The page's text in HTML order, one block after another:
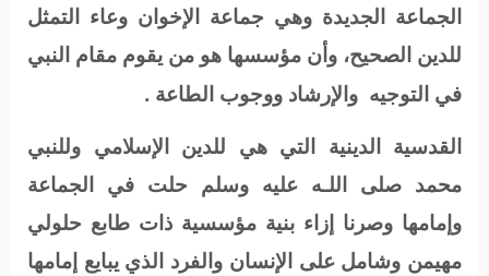
الجماعة الجديدة وهي جماعة الإخوان وعاء التمثل
للدين الصحيح، وأن مؤسسها هو من يقوم مقام النبي
في التوجيه والإرشاد ووجوب الطاعة .
القدسية الدينية التي هي للدين الإسلامي وللنبي
محمد صلى اللـه عليه وسلم حلت في الجماعة
وإمامها وصرنا إزاء بنية مؤسسية ذات طابع حلولي
مهيمن وشامل على الإنسان والفرد الذي يبايع إمامها